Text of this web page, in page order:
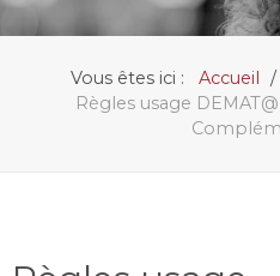
Vous êtes ici : Accueil
Règles usage